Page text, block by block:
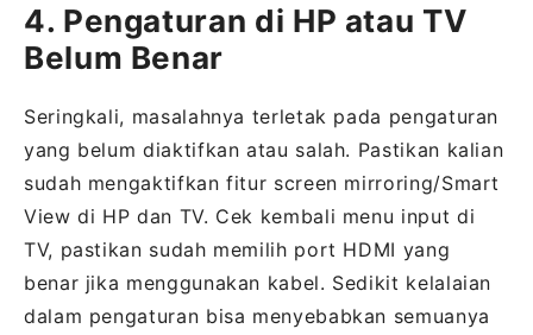
4. Pengaturan di HP atau TV
Belum Benar
Seringkali, masalahnya terletak pada pengaturan
yang belum diaktifkan atau salah. Pastikan kalian
sudah mengaktifkan fitur screen mirroring/Smart
View di HP dan TV. Cek kembali menu input di
TV, pastikan sudah memilih port HDMI yang
benar jika menggunakan kabel. Sedikit kelalaian
dalam pengaturan bisa menyebabkan semuanya